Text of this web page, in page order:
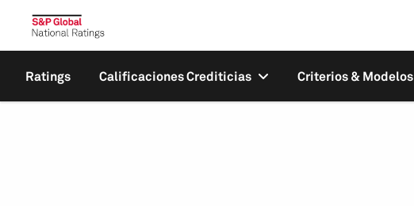
Ratings Calificaciones Crediticias Criterios & Modelos